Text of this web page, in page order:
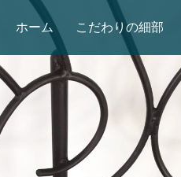
ホーム こだわりの細部